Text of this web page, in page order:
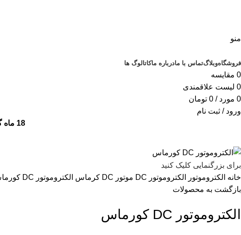
منو
فروشگاهوبلاگتماس با مادرباره ماکاتالوگ ها
0 مقایسه
0 لیست علاقمندی
0 مورد /
0 تومان
ورود / ثبت نام
18 ماه گارانتی برای تمامی محصولات و 10 سال خدمات پس از فروش
برای بزرگنمایی کلیک کنید
خانه الکتروموتور الکتروموتور DC موتور DC کرماس
الکتروموتور DC کورماس
بازگشت به محصولات
الکتروموتور DC کورماس